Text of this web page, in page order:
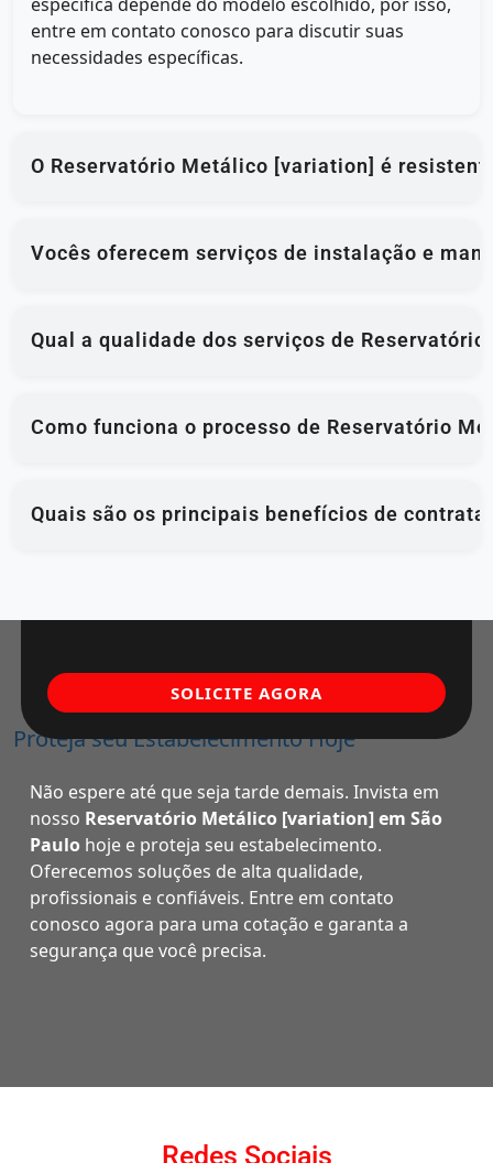
entre em contato conosco para discutir suas
necessidades específicas.
O Reservatório Metálico [variation] é
Vocês oferecem serviços de instalação e
Qual a qualidade dos serviços de
Como funciona o processo de Reservatório
Quais são os principais benefícios de
Proteja seu Estabelecimento Hoje
Não espere até que seja tarde demais. Invista em
nosso Reservatório Metálico [variation] em São
Paulo hoje e proteja seu estabelecimento.
Oferecemos soluções de alta qualidade,
profissionais e confiáveis. Entre em contato
conosco agora para uma cotação e garanta a
segurança que você precisa.
SOLICITE AGORA
Redes Sociais